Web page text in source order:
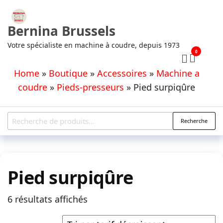
Aller
contenu
Bernina Brussels
Votre spécialiste en machine à coudre, depuis 1973
Home » Boutique » Accessoires » Machine a
coudre » Pieds-presseurs » Pied surpiqûre
0
Recherche
pour :
Recherche
Pied surpiqûre
6 résultats affichés
par